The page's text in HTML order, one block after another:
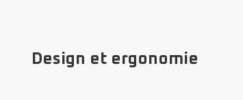
Design et ergonomie